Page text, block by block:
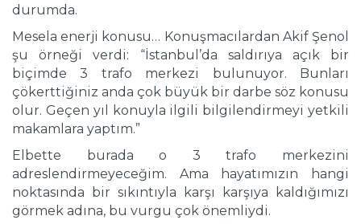
durumda.
Mesela enerji konusu… Konuşmacılardan Akif Şenol
şu örneği verdi: “İstanbul’da saldırıya açık bir
biçimde 3 trafo merkezi bulunuyor. Bunları
çökerttiğiniz anda çok büyük bir darbe söz konusu
olur. Geçen yıl konuyla ilgili bilgilendirmeyi yetkili
makamlara yaptım.”
Elbette burada o 3 trafo merkezini
adreslendirmeyeceğim. Ama hayatımızın hangi
noktasında bir sıkıntıyla karşı karşıya kaldığımızı
görmek adına, bu vurgu çok önemliydi.